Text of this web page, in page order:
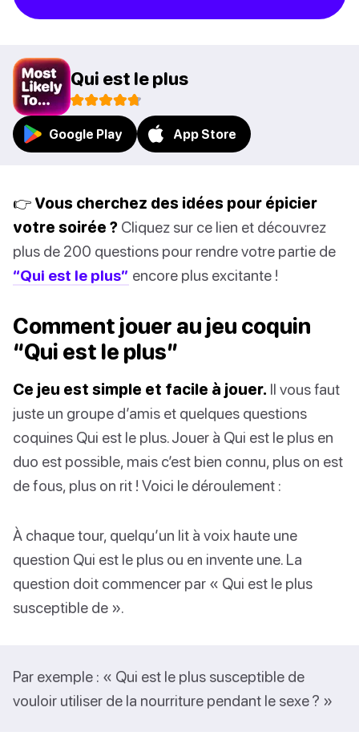
Qui est le plus
Google Play App Store
👉 Vous cherchez des idées pour épicier
votre soirée ? Cliquez sur ce lien et découvrez
plus de 200 questions pour rendre votre partie de
“Qui est le plus” encore plus excitante !
Comment jouer au jeu coquin
“Qui est le plus”
Ce jeu est simple et facile à jouer. Il vous faut
juste un groupe d’amis et quelques questions
coquines Qui est le plus. Jouer à Qui est le plus en
duo est possible, mais c’est bien connu, plus on est
de fous, plus on rit ! Voici le déroulement :
À chaque tour, quelqu’un lit à voix haute une
question Qui est le plus ou en invente une. La
question doit commencer par « Qui est le plus
susceptible de ».
Par exemple : « Qui est le plus susceptible de
vouloir utiliser de la nourriture pendant le sexe ? »